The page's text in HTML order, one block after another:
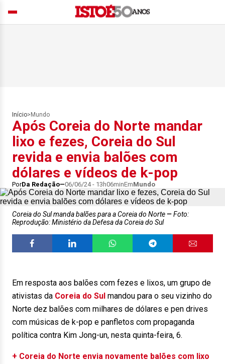
Início> Mundo
Após Coreia do Norte mandar
lixo e fezes, Coreia do Sul
revida e envia balões com
dólares e vídeos de k-pop
PorDa Redação 06/06/24 - 13h06minEmMundo
Coreia do Sul manda balões para a Coreia do Norte
Foto:
Reprodução: Ministério da Defesa da Coreia do Sul
Em resposta aos balões com fezes e lixos, um grupo de
ativistas da Coreia do Sul mandou para o seu vizinho do
Norte dez balões com milhares de dólares e pen drives
com músicas de k-pop e panfletos com propaganda
política contra Kim Jong-un, nesta quinta-feira, 6.
+ Coreia do Norte envia novamente balões com lixo